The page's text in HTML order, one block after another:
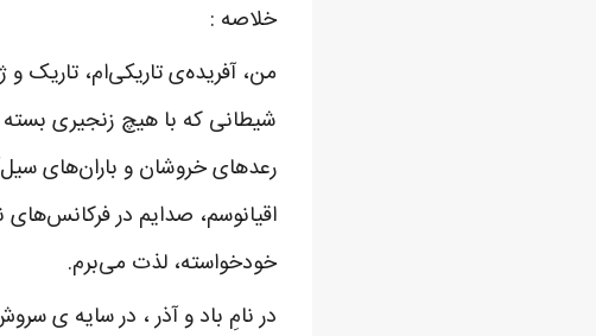
خلاصه :
من، آفریده‌ی تاریکی‌ام،
شیطانی که با هیچ زنجیری
رعدهای خروشان و باران‌های
اقیانوسم، صدایم در فرکانس‌های
خود‌خواسته، لذت می‌برم.
در نامِ باد و آذر ، در سایه ی